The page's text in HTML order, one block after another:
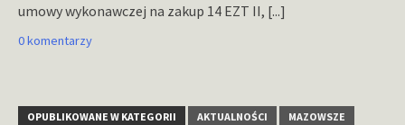
umowy wykonawczej na zakup 14 EZT II, [...]
0 komentarzy
OPUBLIKOWANE W KATEGORII AKTUALNOŚCI
MAZOWSZE